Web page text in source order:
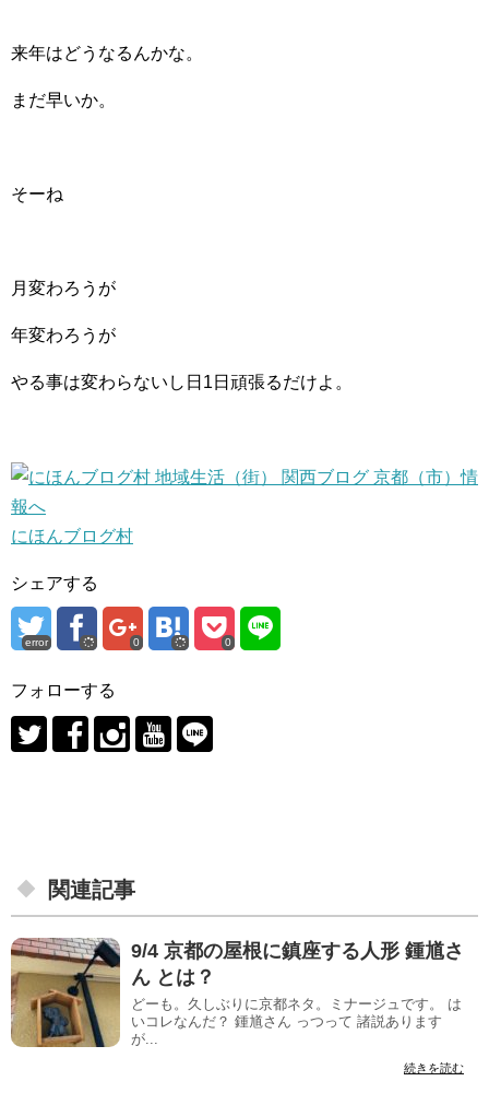
来年はどうなるんかな。
まだ早いか。
そーね
月変わろうが
年変わろうが
やる事は変わらないし日1日頑張るだけよ。
にほんブログ村
シェアする
error 0 0
フォローする
関連記事
9/4 京都の屋根に鎮座する人形 鍾馗さ
ん とは？
どーも。久しぶりに京都ネタ。ミナージュです。 は
いコレなんだ？ 鍾馗さん っつって 諸説あります
が...
続きを読む